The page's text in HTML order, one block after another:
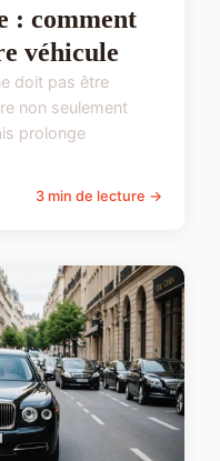
: comment
véhicule
doit pas être
non seulement
prolonge
3 min de lecture →